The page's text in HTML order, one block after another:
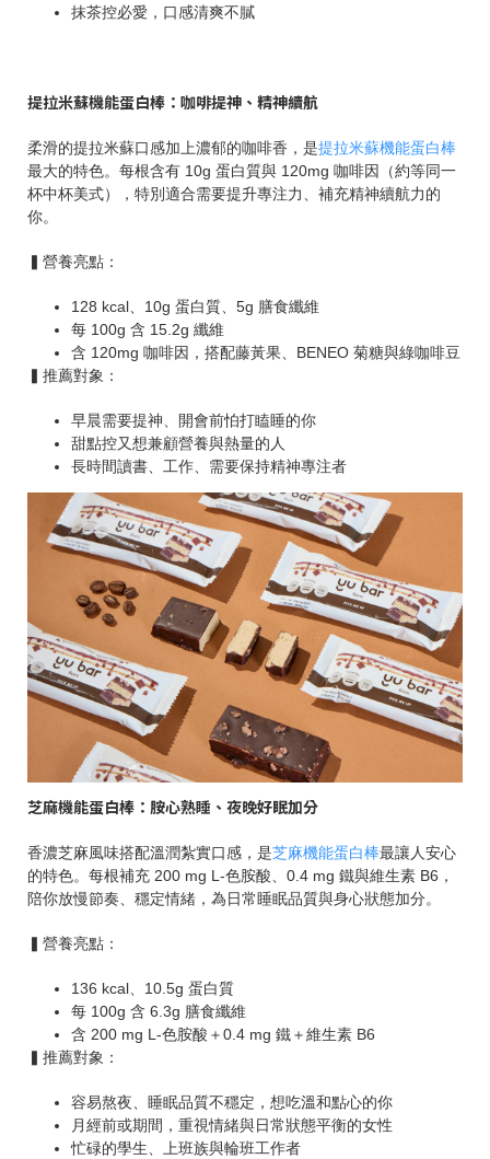
抹茶控必愛，口感清爽不膩
提拉米蘇機能蛋白棒：咖啡提神、精神續航
柔滑的提拉米蘇口感加上濃郁的咖啡香，是提拉米蘇機能蛋白棒
最大的特色。每根含有 10g 蛋白質與 120mg 咖啡因（約等同一
杯中杯美式），特別適合需要提升專注力、補充精神續航力的
你。
▍營養亮點：
128 kcal、10g 蛋白質、5g 膳食纖維
每 100g 含 15.2g 纖維
含 120mg 咖啡因，搭配藤黃果、BENEO 菊糖與綠咖啡豆
▍推薦對象：
早晨需要提神、開會前怕打瞌睡的你
甜點控又想兼顧營養與熱量的人
長時間讀書、工作、需要保持精神專注者
芝麻機能蛋白棒：胺心熟睡、夜晚好眠加分
香濃芝麻風味搭配溫潤紮實口感，是芝麻機能蛋白棒最讓人安心
的特色。每根補充 200 mg L-色胺酸、0.4 mg 鐵與維生素 B6，
陪你放慢節奏、穩定情緒，為日常睡眠品質與身心狀態加分。
▍營養亮點：
136 kcal、10.5g 蛋白質
每 100g 含 6.3g 膳食纖維
含 200 mg L-色胺酸＋0.4 mg 鐵＋維生素 B6
▍推薦對象：
容易熬夜、睡眠品質不穩定，想吃溫和點心的你
月經前或期間，重視情緒與日常狀態平衡的女性
忙碌的學生、上班族與輪班工作者